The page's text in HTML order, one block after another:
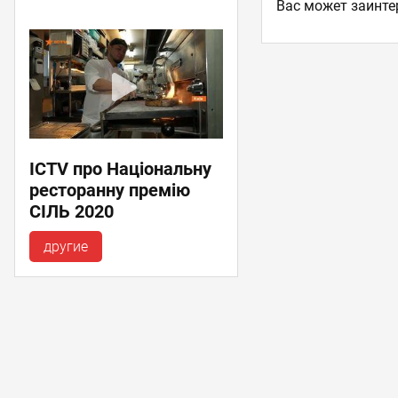
ICTV про Національну
ресторанну премію
СІЛЬ 2020
другие
Ваc может